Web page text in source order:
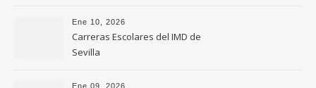
Ene 10, 2026
Carreras Escolares del IMD de
Sevilla
Ene 09, 2026